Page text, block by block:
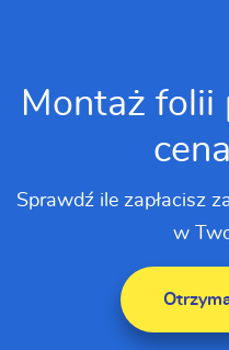
Montaż folii
Sprawdź ile zapłacisz
w